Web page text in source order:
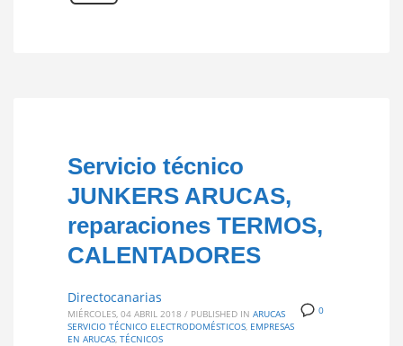
Servicio técnico
JUNKERS ARUCAS,
reparaciones TERMOS,
CALENTADORES
0
Directocanarias
MIÉRCOLES, 04 ABRIL 2018 / PUBLISHED IN ARUCAS
SERVICIO TÉCNICO ELECTRODOMÉSTICOS, EMPRESAS
EN ARUCAS, TÉCNICOS